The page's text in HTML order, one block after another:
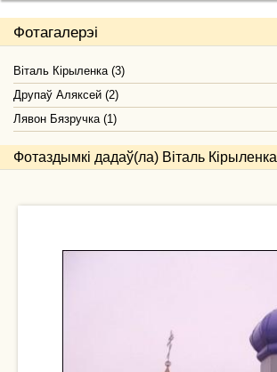
Фотагалерэі
Віталь Кірыленка (3)
Друпаў Аляксей (2)
Лявон Бязручка (1)
Фотаздымкі дадаў(ла) Віталь Кірыленка